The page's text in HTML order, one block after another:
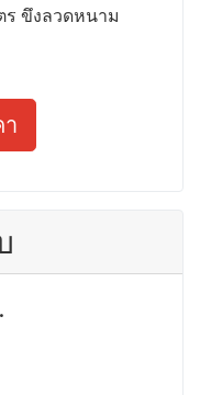
ร ขึงลวดหนาม